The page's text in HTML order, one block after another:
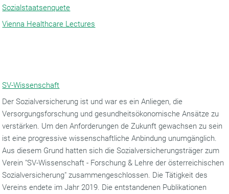
Sozialstaatsenquete
Vienna Healthcare Lectures
SV-Wissenschaft
Der Sozialversicherung ist und war es ein Anliegen, die
Versorgungsforschung und gesundheitsökonomische Ansätze zu
verstärken. Um den Anforderungen de Zukunft gewachsen zu sein
ist eine progressive wissenschaftliche Anbindung unumgänglich.
Aus diesem Grund hatten sich die Sozialversicherungsträger zum
Verein "SV-Wissenschaft - Forschung & Lehre der österreichischen
Sozialversicherung" zusammengeschlossen. Die Tätigkeit des
Vereins endete im Jahr 2019. Die entstandenen Publikationen